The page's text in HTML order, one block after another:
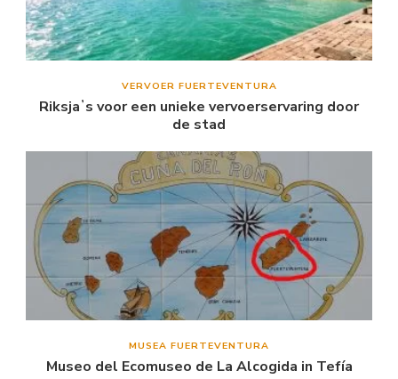
VERVOER FUERTEVENTURA
Riksjaʼs voor een unieke vervoerservaring door
de stad
MUSEA FUERTEVENTURA
Museo del Ecomuseo de La Alcogida in Tefía